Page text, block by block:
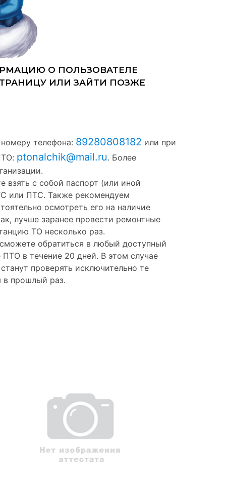
телефона: 89280808182 или при
ptonalchik@mail.ru. Более
взять с собой паспорт (или иной
или ПТС. Также рекомендуем
осмотреть его на наличие
лучше заранее провести ремонтные
ТО несколько раз.
обратиться в любый доступный
ПТО в течение 20 дней. В этом случае
проверять исключительно те
в прошлый раз.